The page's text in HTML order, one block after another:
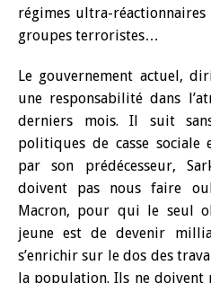
régimes ultra-
groupes terroristes…
Le gouvernement actuel,
une responsabilité dans
derniers mois. Il suit
politiques de casse sociale
par son prédécesseur,
doivent pas nous faire
Macron, pour qui le seul
jeune est de devenir
s’enrichir sur le dos des
la population. Ils ne